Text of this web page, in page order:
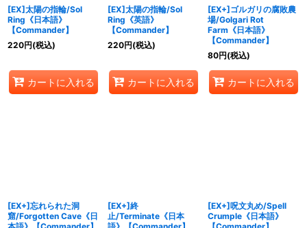
[EX]太陽の指輪/Sol
Ring《日本語》
【Commander】
220円(税込)
カートに入れる
[EX]太陽の指輪/Sol
Ring《英語》
【Commander】
220円(税込)
カートに入れる
[EX+]ゴルガリの腐敗農
場/Golgari Rot
Farm《日本語》
【Commander】
80円(税込)
カートに入れる
[EX+]忘れられた洞
窟/Forgotten Cave《日
[EX+]終
止/Terminate《日本
[EX+]呪文丸め/Spell
Crumple《日本語》